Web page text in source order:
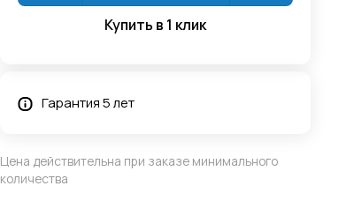
Купить в 1 клик
Гарантия 5 лет
Цена действительна при заказе минимального
количества